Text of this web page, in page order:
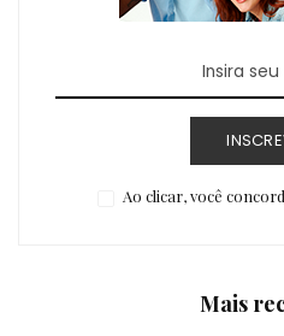
Ao clicar, você
Mais